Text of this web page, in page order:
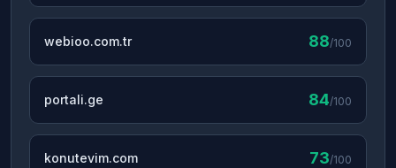
webioo.com.tr 88/100
portali.ge 84/100
konutevim.com 73/100